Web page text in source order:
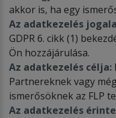
akkor is, ha egy
Az adatkezelés
GDPR 6. cikk (1)
Ön hozzájárulása.
Az adatkezelés célja:
Partnereknek vagy
ismerősöknek az FLP
Az adatkezelés